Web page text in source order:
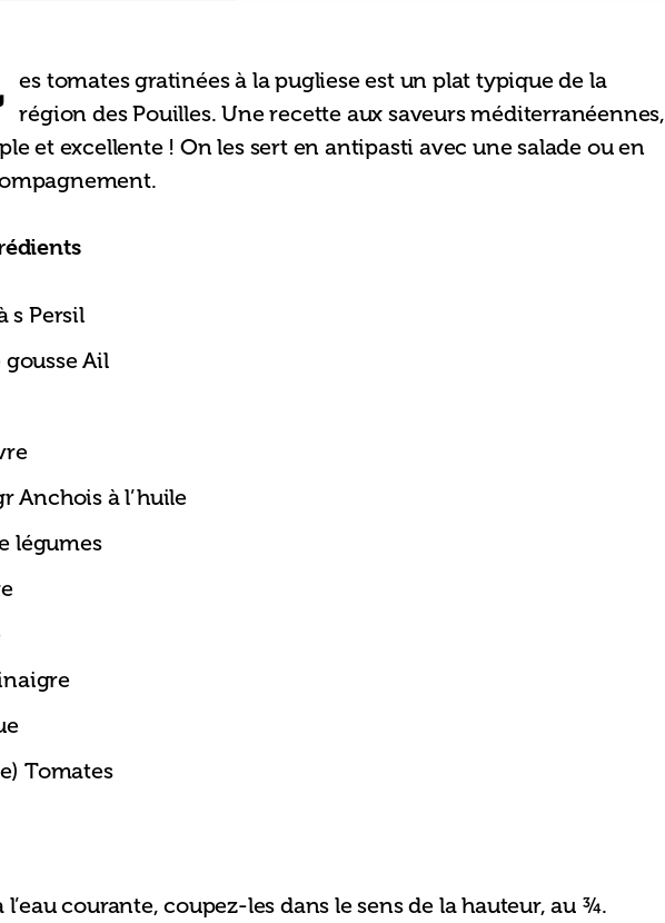
es tomates gratinées à la pugliese est un plat typique de la
région des Pouilles. Une recette aux saveurs méditerranéennes,
et excellente ! On les sert en antipasti avec une salade ou en
s Persil
gousse Ail
Anchois à l’huile
légumes
Tomates
l’eau courante, coupez-les dans le sens de la hauteur, au ¾.